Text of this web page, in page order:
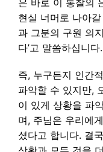
은 바로 이 통찰의
현실 너머로 나아
과 그분의 구원 의
다’고 말씀하십니다.
즉, 누구든지 인간
파악할 수 있지만,
이 있게 상황을 파
며, 주님은 우리에
셨다고 합니다. 결